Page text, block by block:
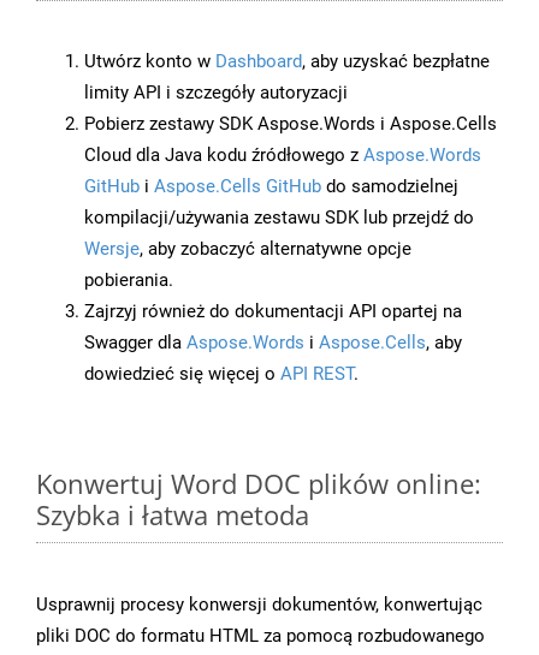
Utwórz konto w Dashboard, aby uzyskać bezpłatne
limity API i szczegóły autoryzacji
Pobierz zestawy SDK Aspose.Words i Aspose.Cells
Cloud dla Java kodu źródłowego z Aspose.Words
GitHub i Aspose.Cells GitHub do samodzielnej
kompilacji/używania zestawu SDK lub przejdź do
Wersje, aby zobaczyć alternatywne opcje
pobierania.
Zajrzyj również do dokumentacji API opartej na
Swagger dla Aspose.Words i Aspose.Cells, aby
dowiedzieć się więcej o API REST.
Konwertuj Word DOC plików online:
Szybka i łatwa metoda
Usprawnij procesy konwersji dokumentów, konwertując
pliki DOC do formatu HTML za pomocą rozbudowanego